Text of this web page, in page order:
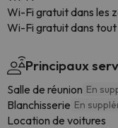
Wi-Fi gratuit dans les
Wi-Fi gratuit dans
Principaux
Salle de réunion En
Blanchisserie En
Location de voitures